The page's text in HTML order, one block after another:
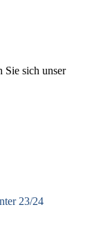
Sie sich unser
23/24